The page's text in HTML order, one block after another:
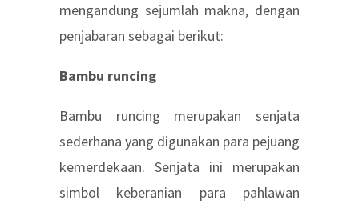
mengandung sejumlah makna, dengan
penjabaran sebagai berikut:
Bambu runcing
Bambu runcing merupakan senjata
sederhana yang digunakan para pejuang
kemerdekaan. Senjata ini merupakan
simbol keberanian para pahlawan